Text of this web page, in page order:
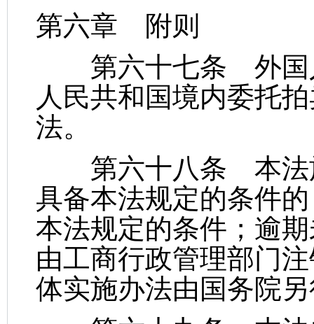
第六章 附则
第六十七条 外国
人民共和国境内委托
法。
第六十八条 本法
具备本法规定的条件
本法规定的条件；逾
由工商行政管理部门
体实施办法由国务院